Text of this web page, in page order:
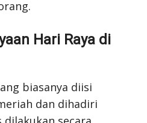
Hari Raya di
biasanya diisi
dan dihadiri